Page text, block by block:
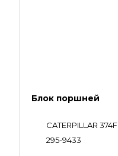
Блок поршней
CATERPILLAR 374F
295-9433